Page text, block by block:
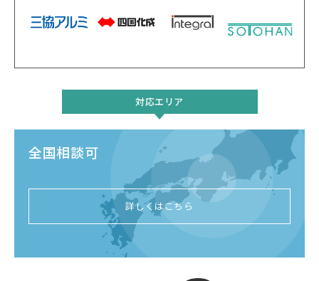
対応エリア
全国相談可
詳しくはこちら